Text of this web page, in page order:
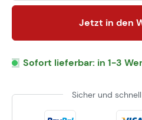
Jetzt in den
Sofort lieferbar: in 1-3
Sicher und